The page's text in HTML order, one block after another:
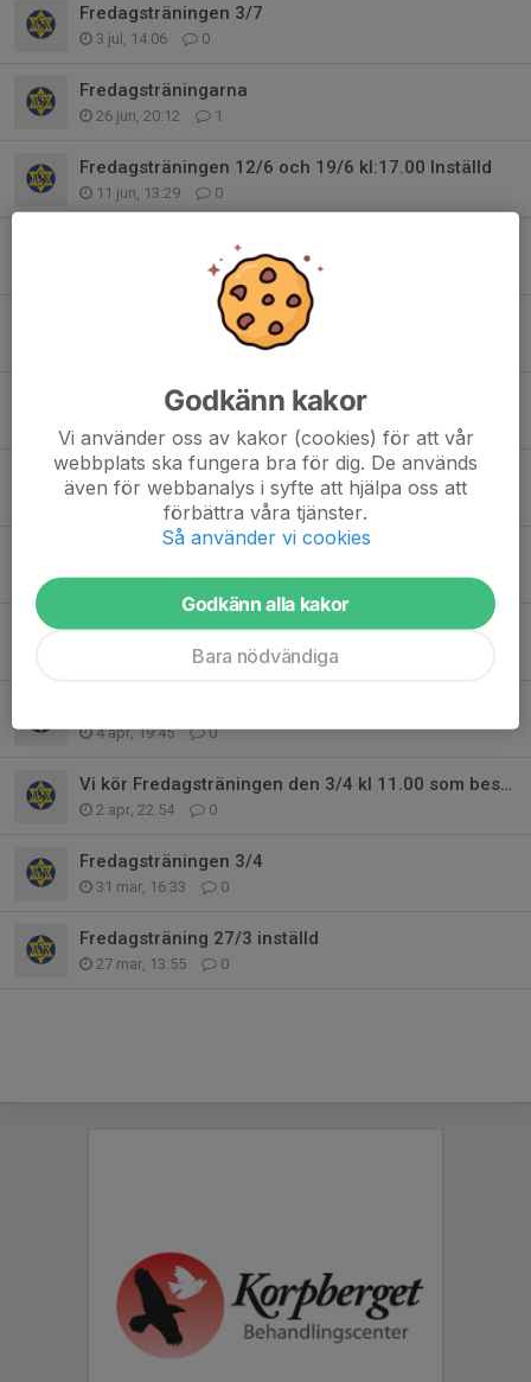
Fredagsträningen 3/7
3 jul, 14:06 0
Fredagsträningarna
26 jun, 20:12 1
Fredagsträningen 12/6 och 19/6 kl:17.00 Inställd
11 jun, 13:29 0
Fredagsträningen 5/6 kl:17.00
0
Fredagsträningen 29/5
Fredagsträningen 15/5 kl 10.30 Inställd
Fredagsträningen den 15/5 tidigareläggs.
13 maj, 20:48 0
28 apr, 10:22 0
Fredagsträningen 24/4 Inställd
0
4 apr, 19:45 0
Vi kör Fredagsträningen den 3/4 kl 11.00 som bestämt
2 apr, 22:54 0
Fredagsträningen 3/4
31 mar, 16:33 0
Fredagsträning 27/3 inställd
27 mar, 13:55 0
Godkänn kakor
Vi använder oss av kakor (cookies) för att vår
webbplats ska fungera bra för dig. De används
även för webbanalys i syfte att hjälpa oss att
förbättra våra tjänster.
Så använder vi cookies
Godkänn alla kakor
Bara nödvändiga